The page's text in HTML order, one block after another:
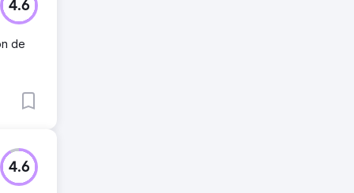
4.6
de
4.6